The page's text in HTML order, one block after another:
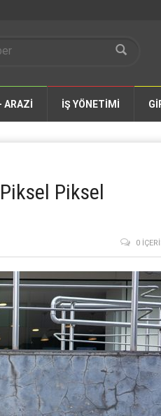
ARAZİ İŞ YÖNETİMİ
Piksel
0